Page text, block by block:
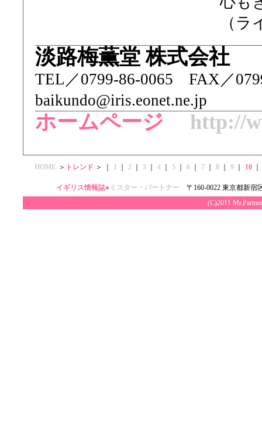
（
淡路梅薫堂 株式会社
TEL／ 0799-86-0065 FAX／
baikundo@iris.eonet.ne.jp
ホームページ http://
HOME ＞ トレンド ＞ ｜ 1 2 3 4 5 6 7 8 9 10
イギリス情報誌●ミスター・パートナー
〒160-0022 東京都新
(C)2011